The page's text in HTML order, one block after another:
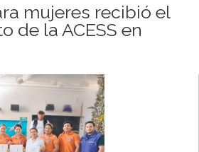
mujeres recibió el
de la ACESS en